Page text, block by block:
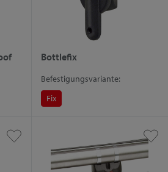
Bottlefix
Befestigungsvariante:
Fix